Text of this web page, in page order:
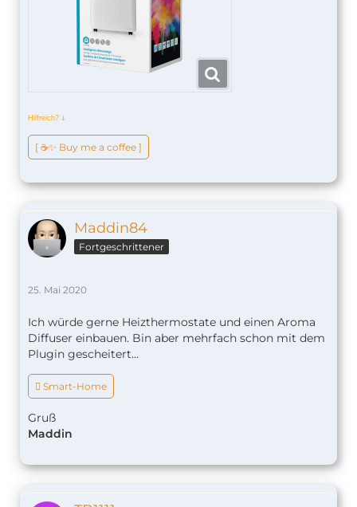
Hilfreich? ↆ
[ ☕️✨ Buy me a coffee ]
Maddin84
Fortgeschrittener
25. Mai 2020
Ich würde gerne Heizthermostate und einen Aroma
Diffuser einbauen. Bin aber mehrfach schon mit dem
Plugin gescheitert...
 Smart-Home
Gruß
Maddin